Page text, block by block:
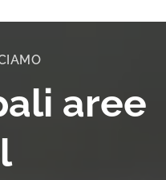
aree